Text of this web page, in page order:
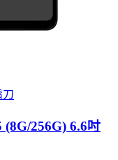
刀
256G) 6.6吋